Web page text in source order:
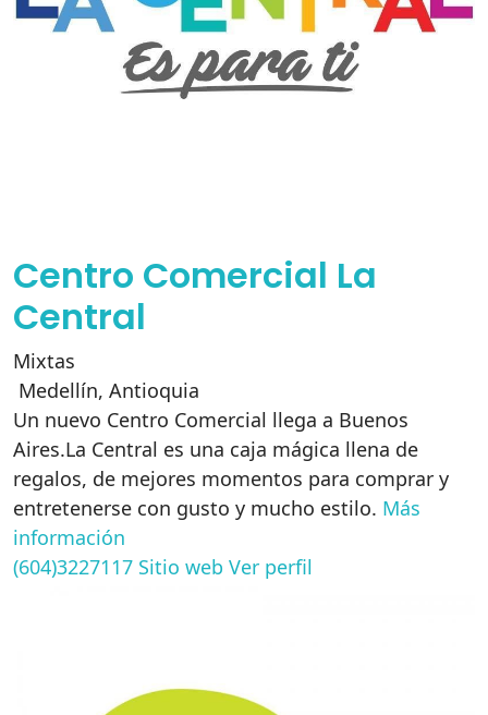
Centro Comercial La
Central
Mixtas
Medellín, Antioquia
Un nuevo Centro Comercial llega a Buenos
Aires.La Central es una caja mágica llena de
regalos, de mejores momentos para comprar y
entretenerse con gusto y mucho estilo. Más
información
(604)3227117 Sitio web Ver perfil